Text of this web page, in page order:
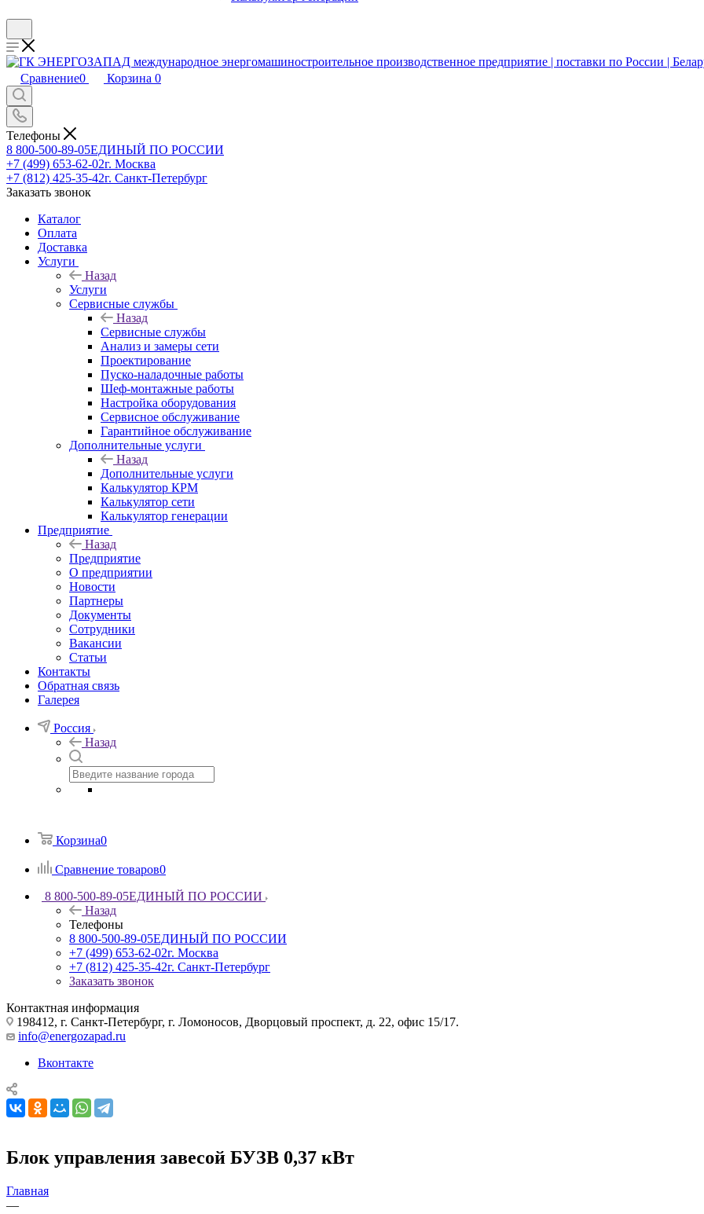
Сравнение0 Корзина 0
Телефоны
8 800-500-89-05ЕДИНЫЙ ПО РОССИИ
+7 (499) 653-62-02г. Москва
+7 (812) 425-35-42г. Санкт-Петербург
Заказать звонок
Каталог
Оплата
Доставка
Услуги
Назад
Услуги
Сервисные службы
Назад
Сервисные службы
Анализ и замеры сети
Проектирование
Пуско-наладочные работы
Шеф-монтажные работы
Настройка оборудования
Сервисное обслуживание
Гарантийное обслуживание
Дополнительные услуги
Назад
Дополнительные услуги
Калькулятор КРМ
Калькулятор сети
Калькулятор генерации
Предприятие
Назад
Предприятие
О предприятии
Новости
Партнеры
Документы
Сотрудники
Вакансии
Статьи
Контакты
Обратная связь
Галерея
Россия
Назад
Корзина0
Сравнение товаров0
8 800-500-89-05ЕДИНЫЙ ПО РОССИИ
Назад
Телефоны
8 800-500-89-05ЕДИНЫЙ ПО РОССИИ
+7 (499) 653-62-02г. Москва
+7 (812) 425-35-42г. Санкт-Петербург
Заказать звонок
Контактная информация
198412, г. Санкт-Петербург, г. Ломоносов, Дворцовый проспект, д. 22, офис 15/17.
info@energozapad.ru
Вконтакте
Блок управления завесой БУЗВ 0,37 кВт
Главная
—